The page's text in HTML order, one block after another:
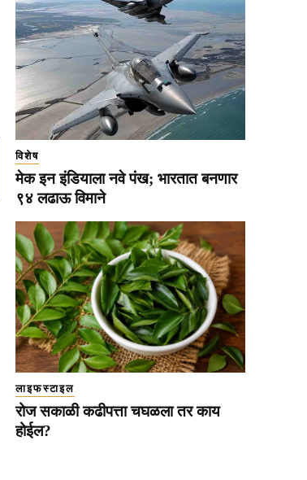
विशेष
मेक इन इंडियाला नवे पंख; भारतात बनणार
९४ लढाऊ विमाने
लाइफस्टाइल
रोज सकाळी कढीपत्ता चघळला तर काय
होईल?